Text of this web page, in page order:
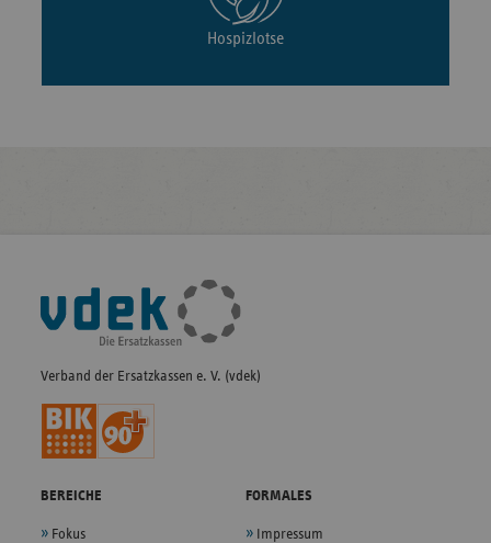
Hospizlotse
Fußleisten-
Navigation
Verband der Ersatzkassen e. V. (vdek)
BEREICHE
Fokus
FORMALES
Impressum